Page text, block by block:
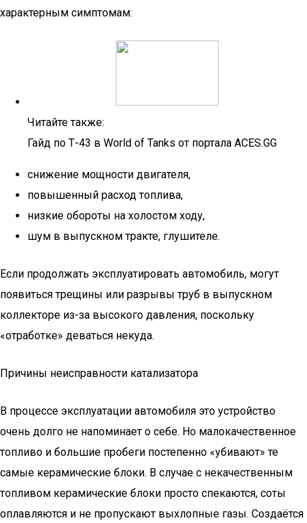
характерным симптомам:
Читайте также:
Гайд по Т-43 в World of Tanks от портала ACES.GG
снижение мощности двигателя,
повышенный расход топлива,
низкие обороты на холостом ходу,
шум в выпускном тракте, глушителе.
Если продолжать эксплуатировать автомобиль, могут
появиться трещины или разрывы труб в выпускном
коллекторе из-за высокого давления, поскольку
«отработке» деваться некуда.
Причины неисправности катализатора
В процессе эксплуатации автомобиля это устройство
очень долго не напоминает о себе. Но малокачественное
топливо и большие пробеги постепенно «убивают» те
самые керамические блоки. В случае с некачественным
топливом керамические блоки просто спекаются, соты
оплавляются и не пропускают выхлопные газы. Создаётся